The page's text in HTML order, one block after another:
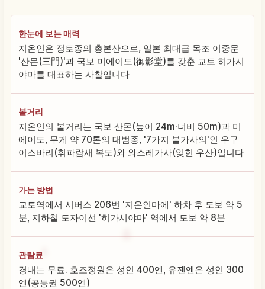
한눈에 보는 매력
지온인은 정토종의 총본산으로, 일본 최대급 목조 이중문
'산몬(三門)'과 국보 미에이도(御影堂)를 갖춘 교토 히가시
야마를 대표하는 사찰입니다
볼거리
지온인의 볼거리는 국보 산몬(높이 24m·너비 50m)과 미
에이도, 무게 약 70톤의 대범종, '7가지 불가사의'인 우구
이스바리(휘파람새 복도)와 와스레가사(잊힌 우산)입니다
가는 방법
교토역에서 시버스 206번 '지온인마에' 하차 후 도보 약 5
분, 지하철 도자이선 '히가시야마' 역에서 도보 약 8분
관람료
경내는 무료. 호조정원은 성인 400엔, 유젠엔은 성인 300
엔(공통권 500엔)